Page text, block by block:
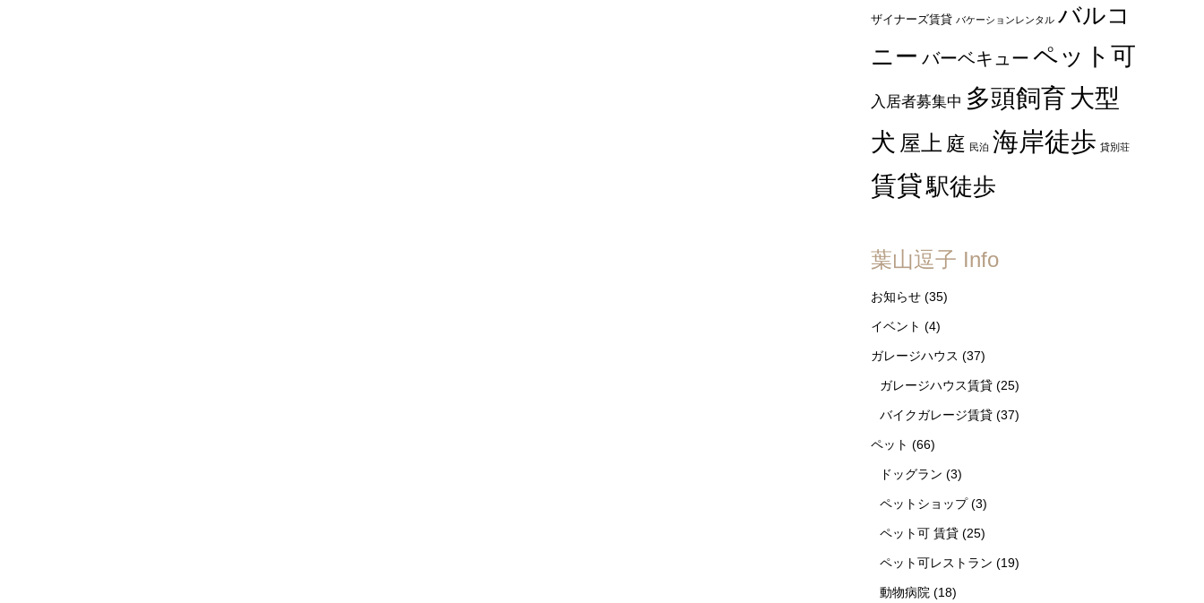
ザイナーズ賃貸 バケーションレンタル バルコ
ニー バーベキュー ペット可
入居者募集中 多頭飼育 大型
犬 屋上 庭 民泊 海岸徒歩 貸別荘
賃貸駅徒歩
葉山逗子 Info
お知らせ (35)
イベント (4)
ガレージハウス (37)
ガレージハウス賃貸 (25)
バイクガレージ賃貸 (37)
ペット (66)
ドッグラン (3)
ペットショップ(3)
ペット可 賃貸 (25)
ペット可レストラン (19)
動物病院 (18)